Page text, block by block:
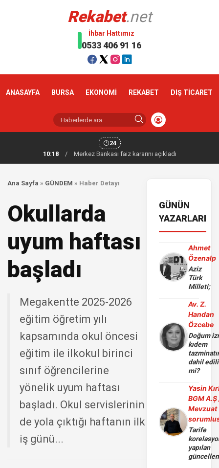
Rekabet.net
İhbar Hattımız
0533 406 91 16
ANASAYFA BURSA EKONOMİ REKABET DIŞ TİCARET
24
10:18
/ Merkez Bankası faiz kararını açıkladı
Ana Sayfa » GÜNDEM » Haber Detayı
Okullarda
uyum haftası
başladı
Megakentte 2025-2026
eğitim öğretim yılı
kapsamında okul öncesi
eğitim ile ilkokul birinci
sınıf öğrencilerine
yönelik uyum haftası
başladı. Okul servislerinin
de yola çıktığı haftanın ilk
iş günü...
GÜNÜN
YAZARLARI
Ahmet
Özenalp
Aziz
Türk
Milleti;
Av. Z.
Handan
Özcebe
Doğum
kıdem
dahil
mi?
Yasin
BGM A.Ş
Mevzuat
Tarife
yapılan